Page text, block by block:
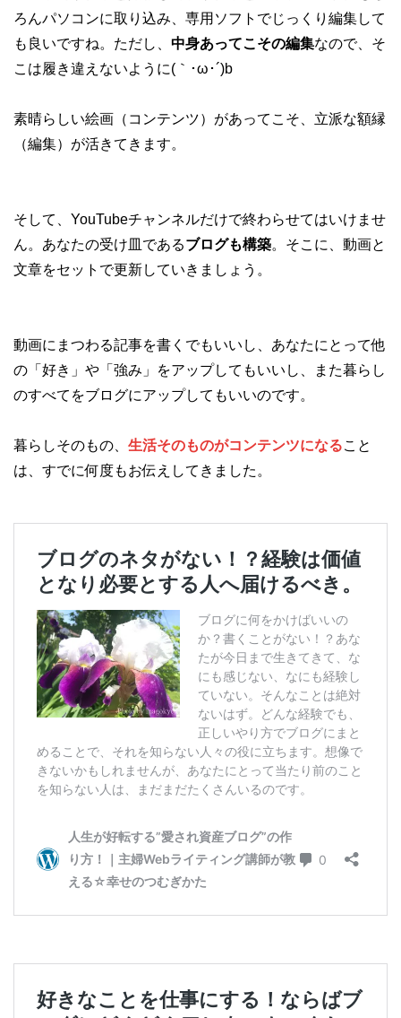
ろんパソコンに取り込み、専用ソフトでじっくり編集して
も良いですね。ただし、 中身あってこその編集なので、そ
こは履き違えないように(｀･ω･´)b
素晴らしい絵画（コンテンツ）があってこそ、立派な額縁
（編集）が活きてきます。
そして、YouTubeチャンネルだけで終わらせてはいけませ
ん。あなたの受け皿であるブログも構築。そこに、動画と
文章をセットで更新していきましょう。
動画にまつわる記事を書くでもいいし、あなたにとって他
の「好き」や「強み」をアップしてもいいし、また暮らし
のすべてをブログにアップしてもいいのです。
暮らしそのもの、 生活そのものがコンテンツになること
は、すでに何度もお伝えしてきました。